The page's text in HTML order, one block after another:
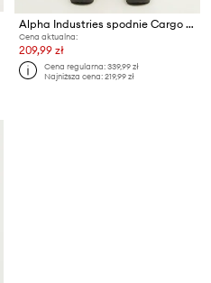
Alpha Industries spodnie Cargo Jogger Pant
Cena aktualna:
209,99 zł
Cena regularna:339,99 zł
Najniższa cena:219,99 zł